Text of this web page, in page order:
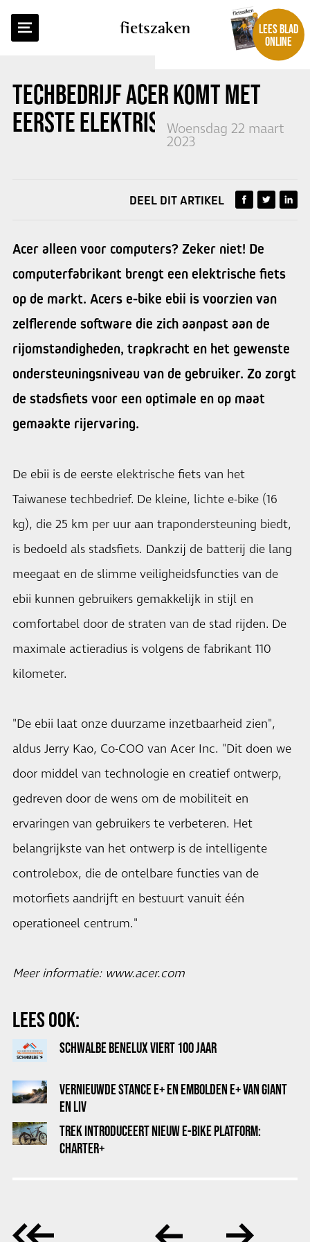
fietszaken
LEES BLAD
ONLINE
TECHBEDRIJF ACER KOMT MET
EERSTE ELEKTRISCHE FIETS
Woensdag 22 maart
2023
TERUG NAAR OVERZICHT
DEEL DIT ARTIKEL
Acer alleen voor computers? Zeker niet! De
computerfabrikant brengt een elektrische fiets
op de markt. Acers e-bike ebii is voorzien van
zelflerende software die zich aanpast aan de
rijomstandigheden, trapkracht en het gewenste
ondersteuningsniveau van de gebruiker. Zo zorgt
de stadsfiets voor een optimale en op maat
gemaakte rijervaring.
De ebii is de eerste elektrische fiets van het
Taiwanese techbedrief. De kleine, lichte e-bike (16
kg), die 25 km per uur aan trapondersteuning biedt,
is bedoeld als stadsfiets. Dankzij de batterij die lang
meegaat en de slimme veiligheidsfuncties van de
ebii kunnen gebruikers gemakkelijk in stijl en
comfortabel door de straten van de stad rijden. De
maximale actieradius is volgens de fabrikant 110
kilometer.
"De ebii laat onze duurzame inzetbaarheid zien",
aldus Jerry Kao, Co-COO van Acer Inc. "Dit doen we
door middel van technologie en creatief ontwerp,
gedreven door de wens om de mobiliteit en
ervaringen van gebruikers te verbeteren. Het
belangrijkste van het ontwerp is de intelligente
controlebox, die de ontelbare functies van de
motorfiets aandrijft en bestuurt vanuit één
operationeel centrum."
Meer informatie: www.acer.com
LEES OOK:
SCHWALBE BENELUX VIERT 100 JAAR
VERNIEUWDE STANCE E+ EN EMBOLDEN E+ VAN GIANT
EN LIV
TREK INTRODUCEERT NIEUW E-BIKE PLATFORM:
CHARTER+